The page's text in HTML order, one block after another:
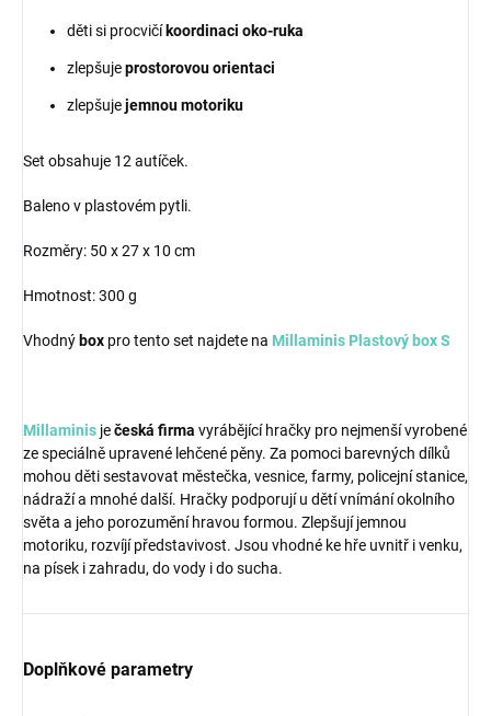
děti si procvičí koordinaci oko-ruka
zlepšujeprostorovou orientaci
zlepšujejemnou motoriku
Set obsahuje 12 autíček.
Baleno v plastovém pytli.
Rozměry: 50 x 27 x 10 cm
Hmotnost: 300 g
Vhodný box pro tento set najdete na Millaminis Plastový box S
Millaminis ječeská firma vyrábějící hračky pro nejmenší vyrobené
ze speciálně upravené lehčené pěny. Za pomoci barevných dílků
mohou děti sestavovat městečka, vesnice, farmy, policejní stanice,
nádraží a mnohé další. Hračky podporují u dětí vnímání okolního
světa a jeho porozumění hravou formou. Zlepšují jemnou
motoriku, rozvíjí představivost. Jsou vhodné ke hře uvnitř i venku,
na písek i zahradu, do vody i do sucha.
Doplňkové parametry